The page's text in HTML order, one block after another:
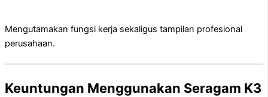
Mengutamakan fungsi kerja sekaligus tampilan profesional
perusahaan.
Keuntungan Menggunakan Seragam K3